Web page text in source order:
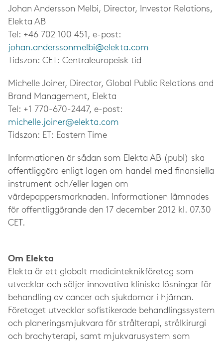
Johan Andersson Melbi, Director, Investor Relations,
Elekta AB
Tel: +46 702 100 451, e-post:
johan.anderssonmelbi@elekta.com
Tidszon: CET: Centraleuropeisk tid
Michelle Joiner, Director, Global Public Relations and
Brand Management, Elekta
Tel: +1 770-670-2447, e-post:
michelle.joiner@elekta.com
Tidszon: ET: Eastern Time
Informationen är sådan som Elekta AB (publ) ska
offentliggöra enligt lagen om handel med finansiella
instrument och/eller lagen om
värdepappersmarknaden. Informationen lämnades
för offentliggörande den 17 december 2012 kl. 07.30
CET.
Om Elekta
Elekta är ett globalt medicinteknikföretag som
utvecklar och säljer innovativa kliniska lösningar för
behandling av cancer och sjukdomar i hjärnan.
Företaget utvecklar sofistikerade behandlingssystem
och planeringsmjukvara för strålterapi, strålkirurgi
och brachyterapi, samt mjukvarusystem som